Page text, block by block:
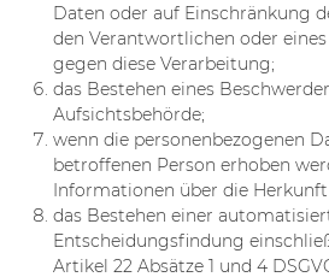
Daten oder auf Einschränkung
den Verantwortlichen oder
gegen diese Verarbeitung;
das Bestehen eines
Aufsichtsbehörde;
wenn die personenbezogenen
betroffenen Person erhoben
Informationen über die
das Bestehen einer
Entscheidungsfindung
Artikel 22 Absätze 1 und 4